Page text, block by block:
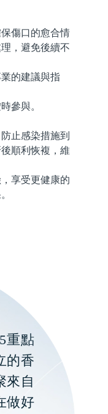
傷口的愈合情
，避免後續不
的建議與指
參與。
止感染措施到
順利恢複，維
享受更健康的
重點
的香
來自
做好